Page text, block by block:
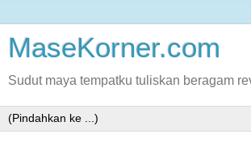
MaseKorner.com
Sudut maya tempatku tuliskan beragam